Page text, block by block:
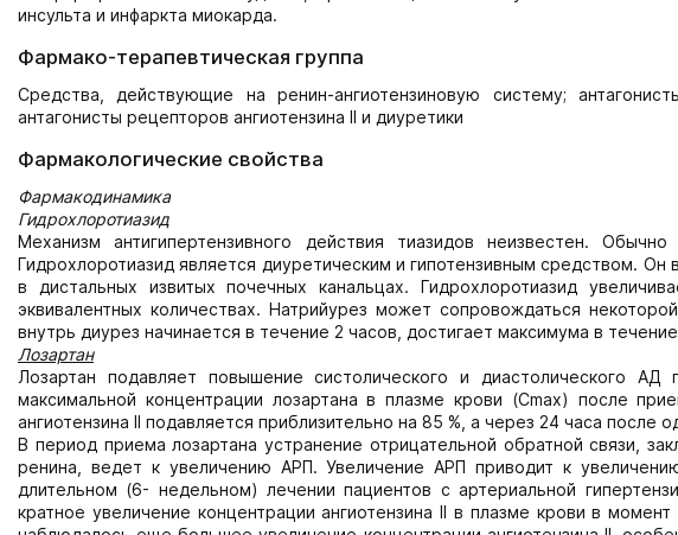
инсульта и инфаркта миокарда.
Фармако-терапевтическая группа
Средства, действующие на ренин-ангиотензиновую систему;
антагонисты рецепторов ангиотензина II и диуретики
Фармакологические свойства
Фармакодинамика
Гидрохлоротиазид
Механизм антигипертензивного действия тиазидов неизвестен.
Гидрохлоротиазид является диуретическим и гипотензивным средством.
в дистальных извитых почечных канальцах. Гидрохлоротиазид
эквивалентных количествах. Натрийурез может сопровождаться
внутрь диурез начинается в течение 2 часов, достигает максимума в
Лозартан
Лозартан подавляет повышение систолического и диастолического
максимальной концентрации лозартана в плазме крови (Сmах) после
ангиотензина II подавляется приблизительно на 85 %, а через 24 часа после
В период приема лозартана устранение отрицательной обратной связи,
ренина, ведет к увеличению АРП. Увеличение АРП приводит к
длительном (6- недельном) лечении пациентов с артериальной
кратное увеличение концентрации ангиотензина II в плазме крови в